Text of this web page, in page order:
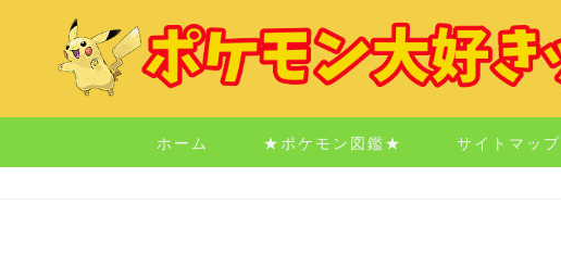
ホーム ★ポケモン図鑑★ サイトマップ